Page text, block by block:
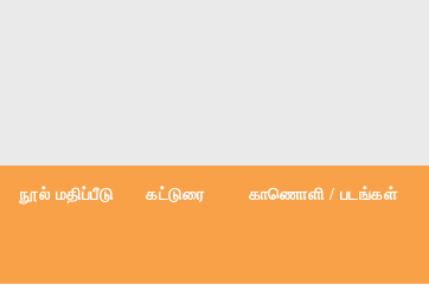
நூல் மதிப்பீடு கட்டுரை காணொளி / படங்கள்